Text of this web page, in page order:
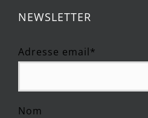
NEWSLETTER
Adresse email*
Nom